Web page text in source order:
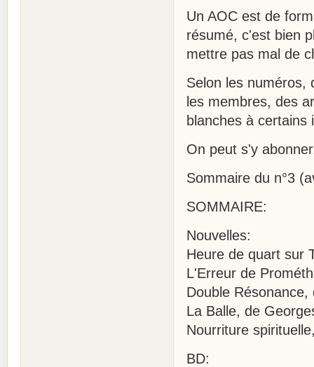
Un AOC est de
résumé, c'est bien
mettre pas mal de
Selon les numéros,
les membres, des
blanches à certains
On peut s'y
Sommaire du n°3
SOMMAIRE:
Nouvelles:
Heure de quart sur
L'Erreur de
Double
La Balle, de
Nourriture
BD: